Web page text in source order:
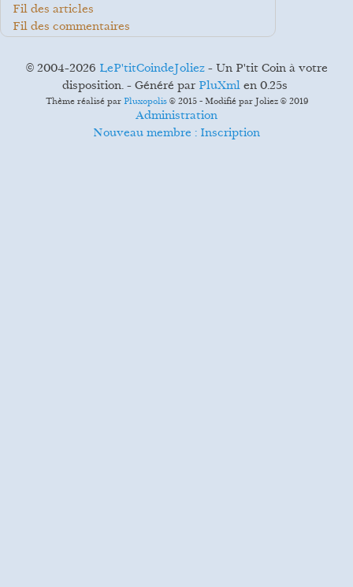
Fil des articles
Fil des commentaires
© 2004-2026 LeP'titCoindeJoliez- Un P'tit Coin à votre
disposition. - Généré parPluXmlen 0.25s
Thème réalisé parPluxopolis© 2015 - Modifié par Joliez © 2019
Administration
Nouveau membre : Inscription